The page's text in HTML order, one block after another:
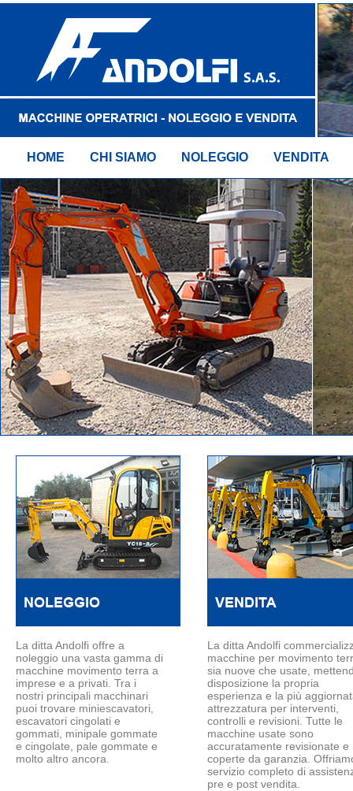
HOME CHI SIAMO NOLEGGIO VENDITA
La ditta Andolfi offre a
noleggio una vasta gamma di
macchine movimento terra a
imprese e a privati. Tra i
nostri principali macchinari
puoi trovare miniescavatori,
escavatori cingolati e
gommati, minipale gommate
e cingolate, pale gommate e
molto altro ancora.
La ditta Andolfi
macchine per movimento
sia nuove che usate,
disposizione la propria
esperienza e la più
attrezzatura per interventi,
controlli e revisioni. Tutte le
macchine usate sono
accuratamente revisionate e
coperte da garanzia.
servizio completo di
pre e post vendita.